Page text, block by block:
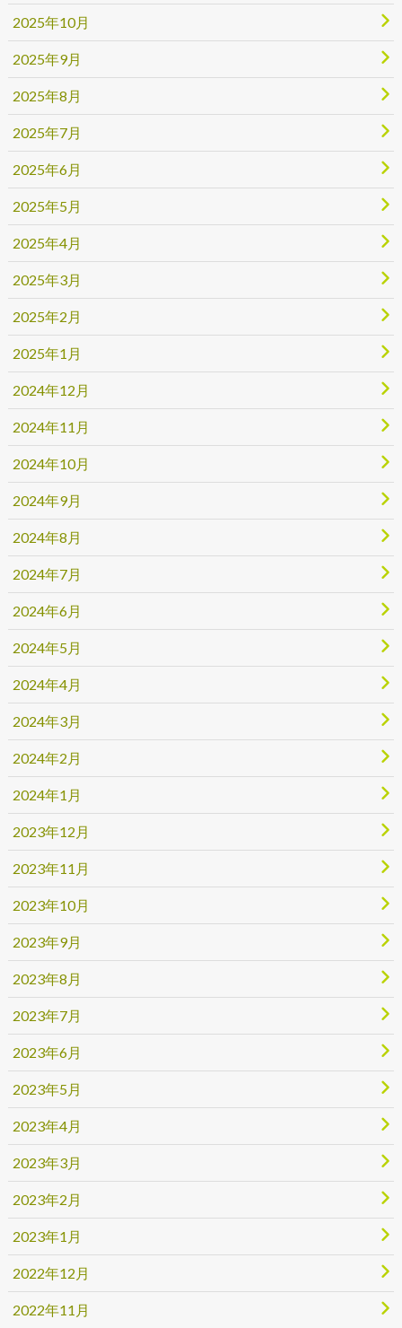
2025年10月
2025年9月
2025年8月
2025年7月
2025年6月
2025年5月
2025年4月
2025年3月
2025年2月
2025年1月
2024年12月
2024年11月
2024年10月
2024年9月
2024年8月
2024年7月
2024年6月
2024年5月
2024年4月
2024年3月
2024年2月
2024年1月
2023年12月
2023年11月
2023年10月
2023年9月
2023年8月
2023年7月
2023年6月
2023年5月
2023年4月
2023年3月
2023年2月
2023年1月
2022年12月
2022年11月